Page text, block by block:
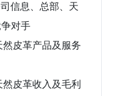
信息、总部、天
对手
皮革产品及服务
皮革收入及毛利